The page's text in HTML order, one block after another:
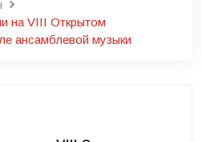
на VIII Открытом
ансамблевой музыки